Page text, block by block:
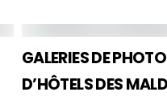
GALERIES DE
D’HÔTELS DES